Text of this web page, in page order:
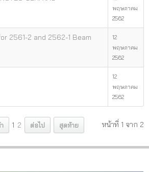
พฤษภาคม
2562
2561-2 and 2562-1 Beam
12
พฤษภาคม
2562
12
พฤษภาคม
2562
หน้าที่ 1 จาก 2
1 2 ต่อไป สุดท้าย